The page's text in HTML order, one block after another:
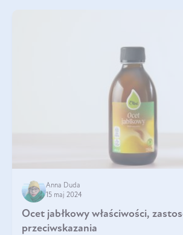
Anna Duda
15 maj 2024
Ocet jabłkowy właściwości,
przeciwskazania